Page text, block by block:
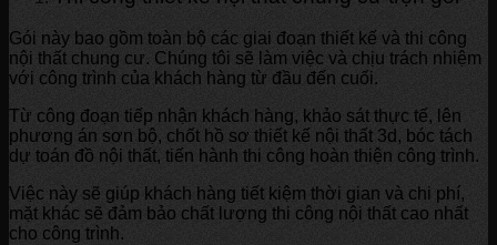
Gói này bao gồm toàn bộ các giai đoạn thiết kế và thi công
nội thất chung cư. Chúng tôi sẽ làm việc và chịu trách nhiệm
với công trình của khách hàng từ đầu đến cuối.
Từ công đoạn tiếp nhận khách hàng, khảo sát thực tế, lên
phương án sơn bộ, chốt hồ sơ thiết kế nội thất 3d, bóc tách
dự toán đồ nội thất, tiến hành thi công hoàn thiện công trình.
Việc này sẽ giúp khách hàng tiết kiệm thời gian và chi phí,
mặt khác sẽ đảm bảo chất lượng thi công nội thất cao nhất
cho công trình.